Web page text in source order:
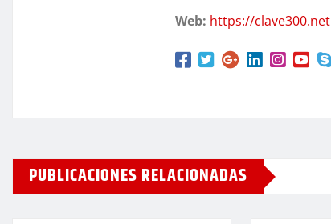
Web: https://clave300.net
PUBLICACIONES RELACIONADAS